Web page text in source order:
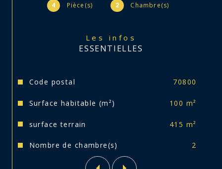
4 Pièce(s) 2 Chambre(s)
Les infos
ESSENTIELLES
Caractéristiques Valeurs
Code postal 70800
Surface habitable (m²) 100 m²
surface terrain 415 m²
Nombre de chambre(s) 2
Consommation chauffage: SEULEMENT 5 STERES PAR
AN !!!
Maxime, votre conseiller se tient à votre disposition
pour toutes questions. 3513-MAX